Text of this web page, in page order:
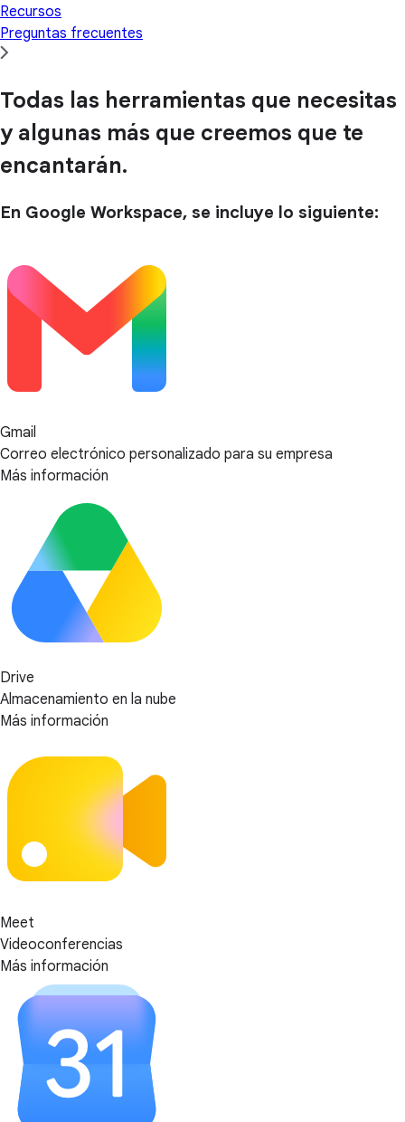
Recursos
Preguntas frecuentes
Todas las herramientas que necesitas
y algunas más que creemos que te
encantarán.
En Google Workspace, se incluye lo siguiente:
Gmail
Correo electrónico personalizado para su empresa
Más información
Drive
Almacenamiento en la nube
Más información
Meet
Videoconferencias
Más información